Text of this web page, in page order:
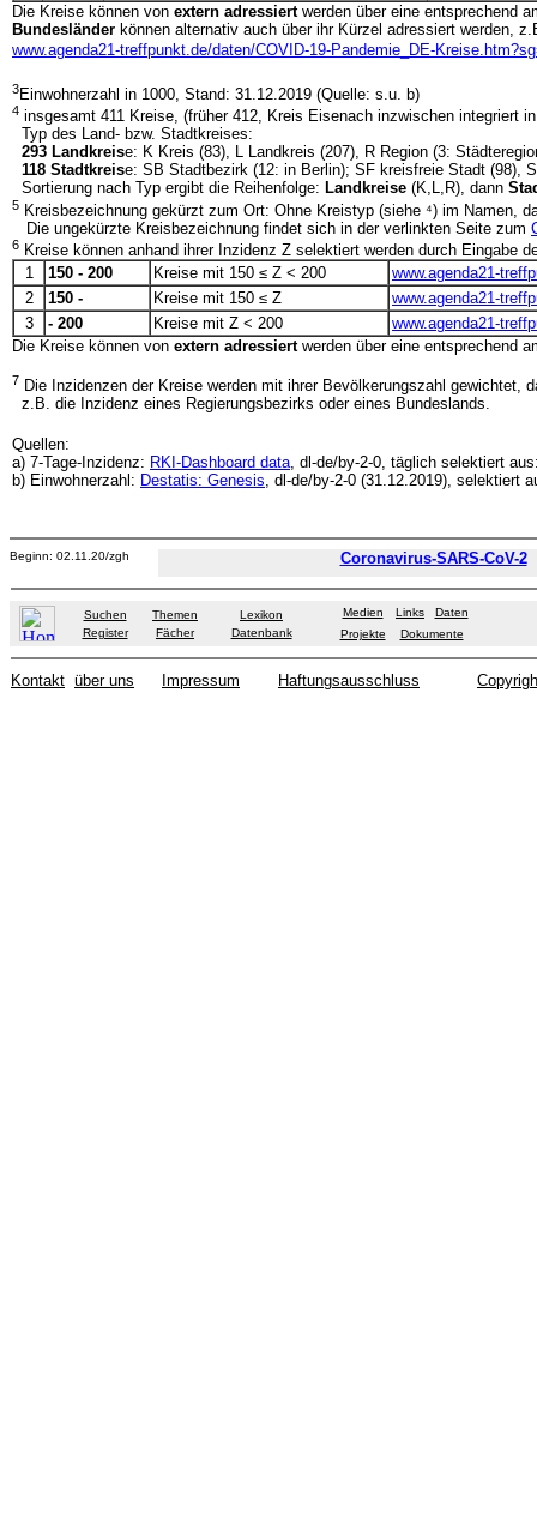
Die Kreise können von extern adressiertwerden über eine entsprechend
Bundesländer können alternativ auch über ihr Kürzel adressiert werden,
www.agenda21-treffpunkt.de/daten/COVID-19-Pandemie_DE-
3Einwohnerzahl in 1000, Stand: 31.12.2019 (Quelle: s.u. b)
4 insgesamt 411 Kreise, (früher 412, Kreis Eisenach inzwischen integriert
Typ des Land- bzw. Stadtkreises:
293 Landkreise: K Kreis (83), L Landkreis (207), R Region (3:
118 Stadtkreise: SB Stadtbezirk (12: in Berlin); SF kreisfreie Stadt (98),
Sortierung nach Typ ergibt die Reihenfolge: Landkreise (K,L,R), dann
5 Kreisbezeichnung gekürzt zum Ort: Ohne Kreistyp (siehe ⁴) im Namen,
Die ungekürzte Kreisbezeichnung findet sich in der verlinkten Seite zum
6 Kreise können anhand ihrer Inzidenz Z selektiert werden durch Eingabe
1
150 - 200 Kreise mit 150 ≤ Z < 200
www.agenda21-
2
150 - Kreise mit 150 ≤ Z
www.agenda21-
3
- 200 Kreise mit Z < 200
www.agenda21-
Die Kreise können von extern adressiertwerden über eine entsprechend
7 Die Inzidenzen der Kreise werden mit ihrer Bevölkerungszahl
z.B. die Inzidenz eines Regierungsbezirks oder eines Bundeslands.
Quellen:
a) 7-Tage-Inzidenz: RKI-Dashboard data, dl-de/by-2-0, täglich selektiert
b) Einwohnerzahl: Destatis: Genesis, dl-de/by-2-0 (31.12.2019), selektiert
Beginn: 02.11.20/zgh Coronavirus-SARS-CoV-2
Suchen Themen
Lexikon
Register
Fächer Datenbank
Medien Links
Daten
Projekte
Dokumente
Kontakt über uns Impressum Haftungsausschluss